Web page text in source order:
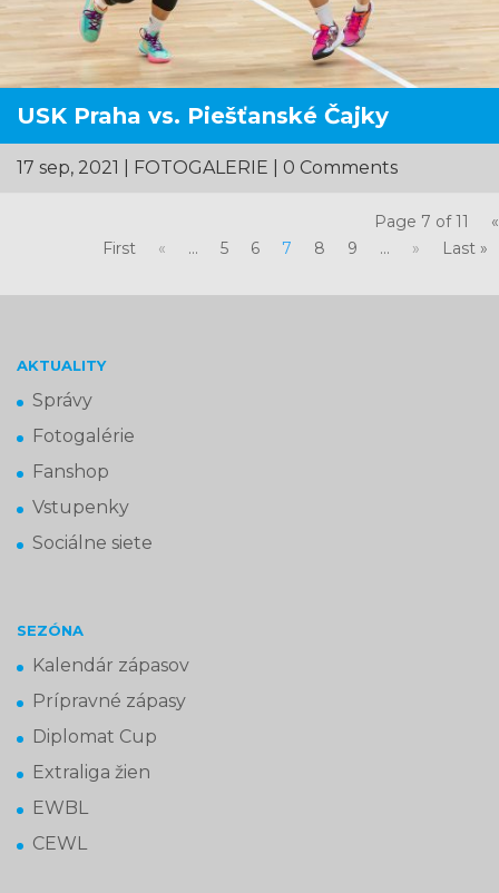
USK Praha vs. Piešťanské Čajky
17 sep, 2021 FOTOGALERIE | 0 Comments
Page 7 of 11
«
First
« ... 5 6 7 8 9 ... » Last »
AKTUALITY
Správy
Fotogalérie
Fanshop
Vstupenky
Sociálne siete
SEZÓNA
Kalendár zápasov
Prípravné zápasy
Diplomat Cup
Extraliga žien
EWBL
CEWL